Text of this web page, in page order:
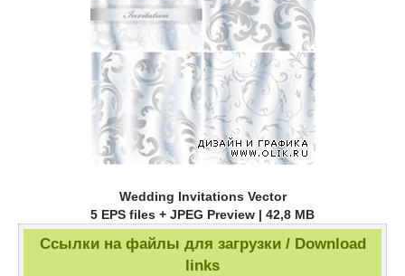
Wedding Invitations Vector
5 EPS files + JPEG Preview | 42,8 MB
Ссылки на файлы для загрузки / Download
links